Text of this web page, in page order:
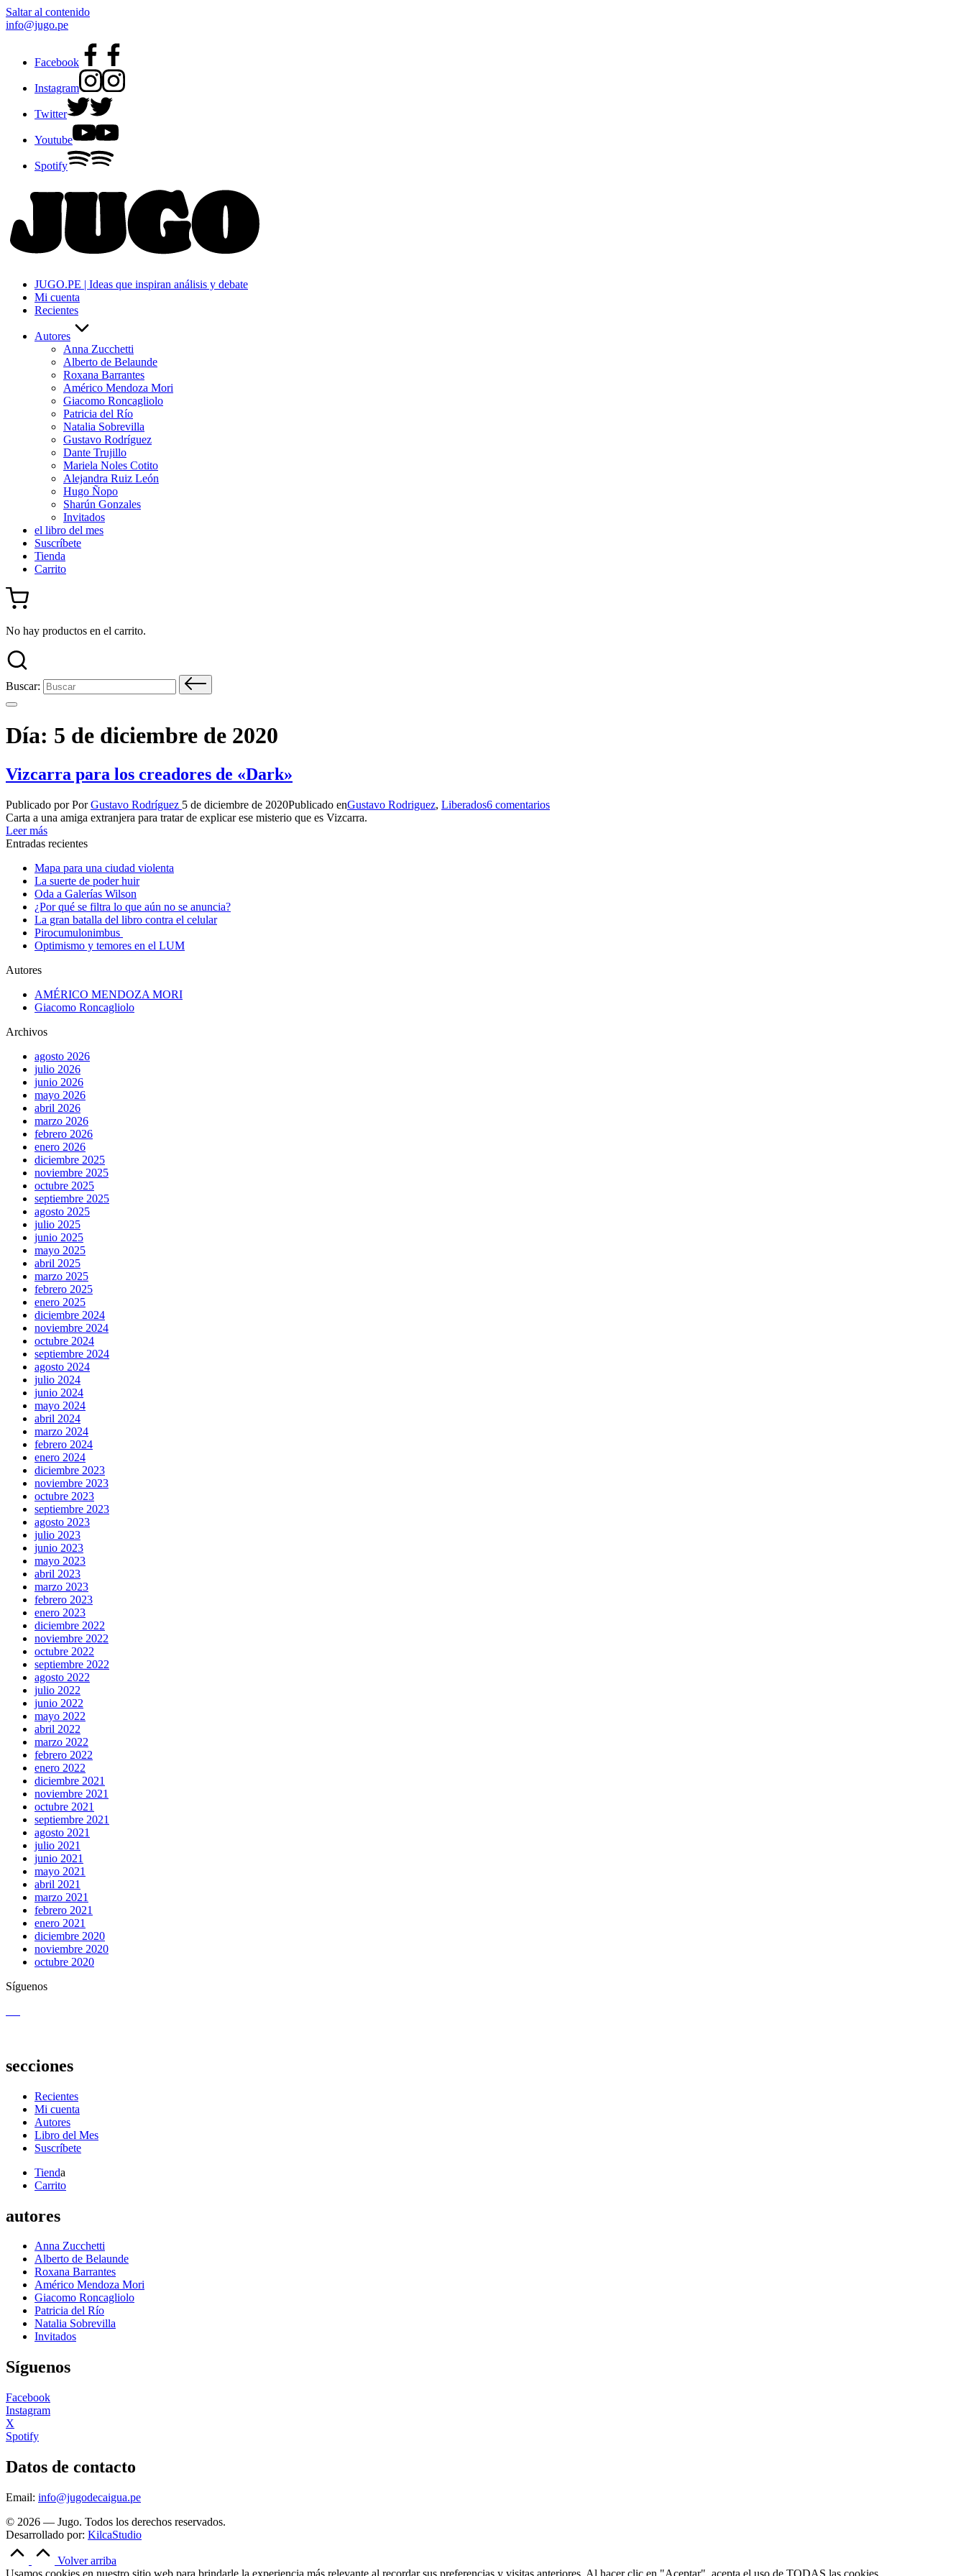
Saltar al contenido
info@jugo.pe
Facebook
Instagram
Twitter
Youtube
Spotify
JUGO.PE | Ideas que inspiran análisis y debate
Mi cuenta
Recientes
Autores
Anna Zucchetti
Alberto de Belaunde
Roxana Barrantes
Américo Mendoza Mori
Giacomo Roncagliolo
Patricia del Río
Natalia Sobrevilla
Gustavo Rodríguez
Dante Trujillo
Mariela Noles Cotito
Alejandra Ruiz León
Hugo Ñopo
Sharún Gonzales
Invitados
el libro del mes
Suscríbete
Tienda
Carrito
No hay productos en el carrito.
Buscar:
Día: 5 de diciembre de 2020
Vizcarra para los creadores de «Dark»
Publicado por PorGustavo Rodríguez 5 de diciembre de 2020Publicado enGustavo Rodriguez, Liberados6 comentarios
Carta a una amiga extranjera para tratar de explicar ese misterio que es Vizcarra.
Leer más
Entradas recientes
Mapa para una ciudad violenta
La suerte de poder huir
Oda a Galerías Wilson
¿Por qué se filtra lo que aún no se anuncia?
La gran batalla del libro contra el celular
Pirocumulonimbus
Optimismo y temores en el LUM
Autores
AMÉRICO MENDOZA MORI
Giacomo Roncagliolo
Archivos
agosto 2026
julio 2026
junio 2026
mayo 2026
abril 2026
marzo 2026
febrero 2026
enero 2026
diciembre 2025
noviembre 2025
octubre 2025
septiembre 2025
agosto 2025
julio 2025
junio 2025
mayo 2025
abril 2025
marzo 2025
febrero 2025
enero 2025
diciembre 2024
noviembre 2024
octubre 2024
septiembre 2024
agosto 2024
julio 2024
junio 2024
mayo 2024
abril 2024
marzo 2024
febrero 2024
enero 2024
diciembre 2023
noviembre 2023
octubre 2023
septiembre 2023
agosto 2023
julio 2023
junio 2023
mayo 2023
abril 2023
marzo 2023
febrero 2023
enero 2023
diciembre 2022
noviembre 2022
octubre 2022
septiembre 2022
agosto 2022
julio 2022
junio 2022
mayo 2022
abril 2022
marzo 2022
febrero 2022
enero 2022
diciembre 2021
noviembre 2021
octubre 2021
septiembre 2021
agosto 2021
julio 2021
junio 2021
mayo 2021
abril 2021
marzo 2021
febrero 2021
enero 2021
diciembre 2020
noviembre 2020
octubre 2020
Síguenos
secciones
Recientes
Mi cuenta
Autores
Libro del Mes
Suscríbete
Tienda
Carrito
autores
Anna Zucchetti
Alberto de Belaunde
Roxana Barrantes
Américo Mendoza Mori
Giacomo Roncagliolo
Patricia del Río
Natalia Sobrevilla
Invitados
Síguenos
Facebook
Instagram
X
Spotify
Datos de contacto
Email: info@jugodecaigua.pe
© 2026 — Jugo. Todos los derechos reservados.
Desarrollado por: KilcaStudio
Volver arriba
Usamos cookies en nuestro sitio web para brindarle la experiencia más relevante al recordar sus preferencias y visitas anteriores. Al hacer clic en "Aceptar", acepta el uso de TODAS las cookies.